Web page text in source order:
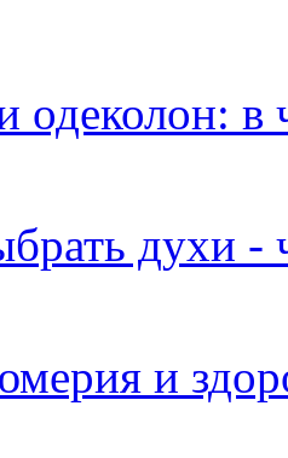
одеколон: в
духи -
и